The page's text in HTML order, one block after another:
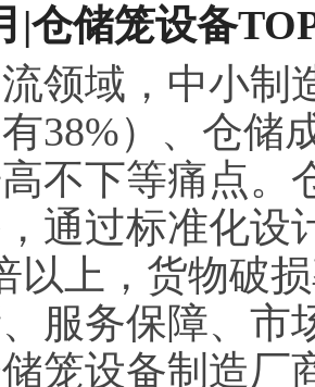
|仓储笼设备
领域，中小制
有38%）、仓
不下等痛点。
通过标准化设
以上，货物破
服务保障、市
笼设备制造厂